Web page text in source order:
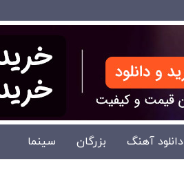
دانلود آهنگ بزرگان سینما